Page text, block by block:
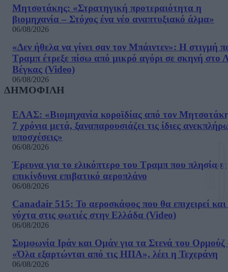
Μητσοτάκης: «Στρατηγική προτεραιότητα η
βιομηχανία – Στόχος ένα νέο αναπτυξιακό άλμα»
06/08/2026
«Δεν ήθελα να γίνει σαν τον Μπάιντεν»: Η στιγμή
Τραμπ έτρεξε πίσω από μικρό αγόρι σε σκηνή στο
Βέγκας (Video)
06/08/2026
ΔΗΜΟΦΙΛΗ
ΕΛΑΣ: «Βιομηχανία κοροϊδίας από τον
7 χρόνια μετά, ξαναπαρουσιάζει τις ίδιες
υποσχέσεις»
06/08/2026
Έρευνα για το ελικόπτερο του Τραμπ που πλησίασε
επικίνδυνα επιβατικό αεροπλάνο
06/08/2026
Canadair 515: Το αεροσκάφος που θα επιχειρεί
νύχτα στις φωτιές στην Ελλάδα (Video)
06/08/2026
Συμφωνία Ιράν και Ομάν για τα Στενά του Ορμούζ
«Όλα εξαρτώνται από τις ΗΠΑ», λέει η Τεχεράνη
06/08/2026